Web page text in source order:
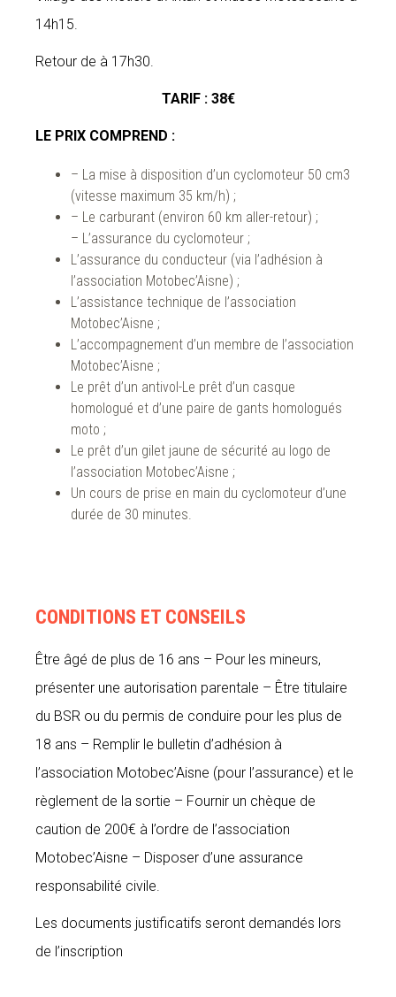
14h15.
Retour de à 17h30.
TARIF : 38€
LE PRIX COMPREND :
– La mise à disposition d’un cyclomoteur 50 cm3
(vitesse maximum 35 km/h) ;
– Le carburant (environ 60 km aller-retour) ;
– L’assurance du cyclomoteur ;
L’assurance du conducteur (via l’adhésion à
l’association Motobec’Aisne) ;
L’assistance technique de l’association
Motobec’Aisne ;
L’accompagnement d’un membre de l’association
Motobec’Aisne ;
Le prêt d’un antivol-Le prêt d’un casque
homologué et d’une paire de gants homologués
moto ;
Le prêt d’un gilet jaune de sécurité au logo de
l’association Motobec’Aisne ;
Un cours de prise en main du cyclomoteur d’une
durée de 30 minutes.
CONDITIONS ET CONSEILS
Être âgé de plus de 16 ans – Pour les mineurs,
présenter une autorisation parentale – Être titulaire
du BSR ou du permis de conduire pour les plus de
18 ans – Remplir le bulletin d’adhésion à
l’association Motobec’Aisne (pour l’assurance) et le
règlement de la sortie – Fournir un chèque de
caution de 200€ à l’ordre de l’association
Motobec’Aisne – Disposer d’une assurance
responsabilité civile.
Les documents justificatifs seront demandés lors
de l’inscription